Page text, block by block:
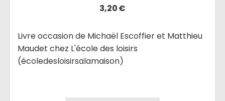
3,20€
Livre occasion de Michaël Escoffier et Matthieu
Maudet chez L'école des loisirs
(écoledesloisirsalamaison)